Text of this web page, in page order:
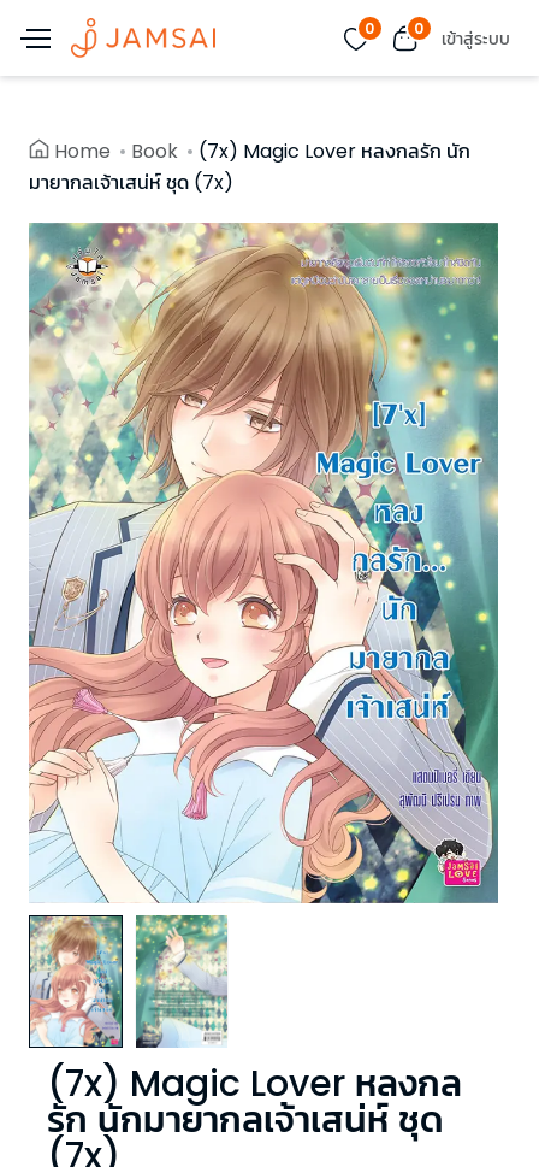
0 0 เข้าสู่ระบบ
Home Book
(7x) Magic Lover หลงกลรัก นัก
มายากลเจ้าเสน่ห์ ชุด (7x)
(7x) Magic Lover หลงกล
รัก นักมายากลเจ้าเสน่ห์ ชุด
(7x)